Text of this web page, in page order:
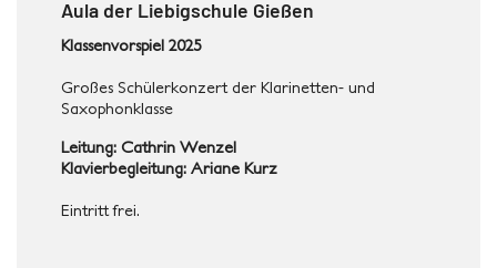
Aula der Liebigschule Gießen
Klassenvorspiel 2025
Großes Schülerkonzert der Klarinetten- und
Saxophonklasse
Leitung: Cathrin Wenzel
Klavierbegleitung: Ariane Kurz
Eintritt frei.